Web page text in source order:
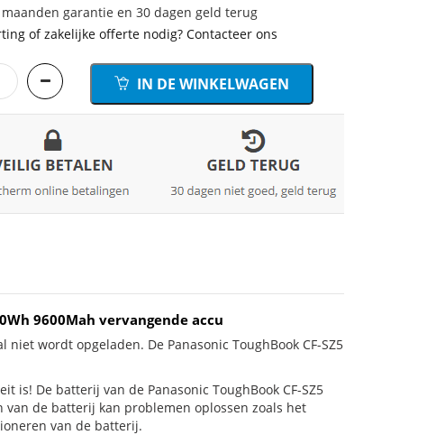
garantie en 30 dagen geld terug
of zakelijke offerte nodig? Contacteer ons
IN DE WINKELWAGEN
9600Mah vervangende accu
wordt opgeladen. De Panasonic ToughBook CF-SZ5
De batterij van de Panasonic ToughBook CF-SZ5
de batterij kan problemen oplossen zoals het
van de batterij.